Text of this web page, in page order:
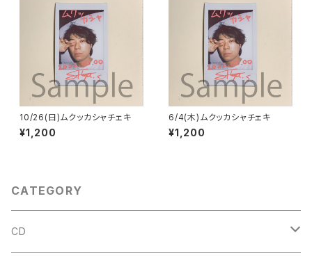
10/26(日)ムクッカシャチェキ
¥1,200
6/4(木)ムクッカシャチェキ
¥1,200
CATEGORY
CD